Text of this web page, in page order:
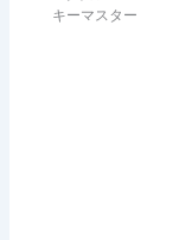
キーマスター